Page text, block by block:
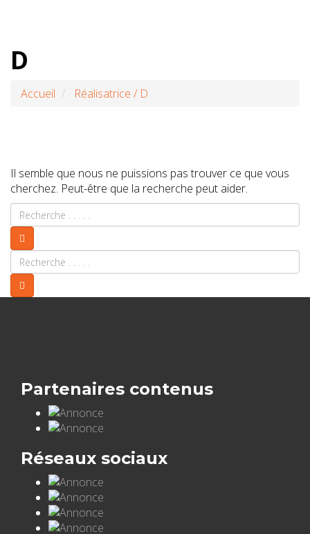
D
Accueil Réalisatrice / D
Il semble que nous ne puissions pas trouver ce que vous
cherchez. Peut-être que la recherche peut aider.
Partenaires contenus
Réseaux sociaux